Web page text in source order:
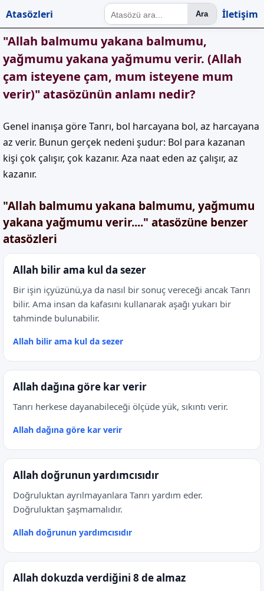
Atasözleri Ara İletişim
"Allah balmumu yakana balmumu,
yağmumu yakana yağmumu verir. (Allah
çam isteyene çam, mum isteyene mum
verir)" atasözünün anlamı nedir?
Genel inanışa göre Tanrı, bol harcayana bol, az harcayana
az verir. Bunun gerçek nedeni şudur: Bol para kazanan
kişi çok çalışır, çok kazanır. Aza naat eden az çalışır, az
kazanır.
"Allah balmumu yakana balmumu, yağmumu
yakana yağmumu verir...." atasözüne benzer
atasözleri
Allah bilir ama kul da sezer
Bir işin içyüzünü,ya da nasıl bir sonuç vereceği ancak Tanrı
bilir. Ama insan da kafasını kullanarak aşağı yukarı bir
tahminde bulunabilir.
Allah bilir ama kul da sezer
Allah dağına göre kar verir
Tanrı herkese dayanabileceği ölçüde yük, sıkıntı verir.
Allah dağına göre kar verir
Allah doğrunun yardımcısıdır
Doğruluktan ayrılmayanlara Tanrı yardım eder.
Doğruluktan şaşmamalıdır.
Allah doğrunun yardımcısıdır
Allah dokuzda verdiğini 8 de almaz